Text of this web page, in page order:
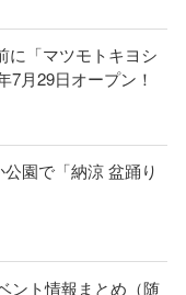
に「マツモトキヨシ
7月29日オープン！
公園で「納涼 盆踊り
ント情報まとめ（随